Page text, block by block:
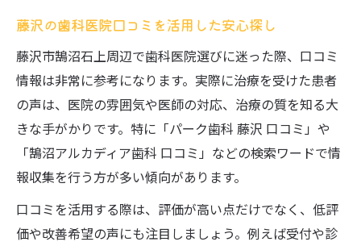
藤沢の歯科医院口コミを活用した安心探し
藤沢市鵠沼石上周辺で歯科医院選びに迷った際、口コミ
情報は非常に参考になります。実際に治療を受けた患者
の声は、医院の雰囲気や医師の対応、治療の質を知る大
きな手がかりです。特に「パーク歯科 藤沢 口コミ」や
「鵠沼アルカディア歯科 口コミ」などの検索ワードで情
報収集を行う方が多い傾向があります。
口コミを活用する際は、評価が高い点だけでなく、低評
価や改善希望の声にも注目しましょう。例えば受付や診